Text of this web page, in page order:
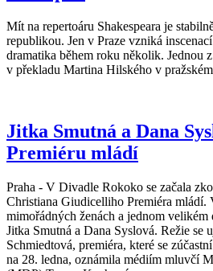
Mít na repertoáru Shakespeara je
republikou. Jen v Praze vzniká
dramatika během roku několik. Jednou
v překladu Martina Hilského v
Jitka Smutná a Dana
Premiéru mládí
Praha - V Divadle Rokoko se začala
Christiana Giudicelliho Premiéra mládí.
mimořádných ženách a jednom velikém
Jitka Smutná a Dana Syslová. Režie se
Schmiedtová, premiéra, které se
na 28. ledna, oznámila médiím mluvčí